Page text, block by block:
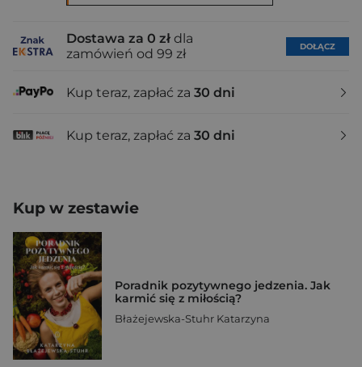
Dostawa za 0 zł dla
zamówień od 99 zł
DOŁĄCZ
Kup teraz, zapłać za 30 dni
Kup teraz, zapłać za 30 dni
Kup w zestawie
Poradnik pozytywnego jedzenia. Jak
karmić się z miłością?
Błażejewska-Stuhr Katarzyna